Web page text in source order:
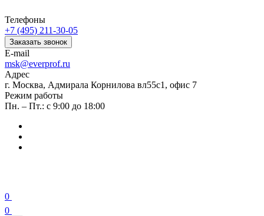
Телефоны
+7 (495) 211-30-05
Заказать звонок
E-mail
msk@everprof.ru
Адрес
г. Москва, Адмирала Корнилова вл55с1, офис 7
Режим работы
Пн. – Пт.: с 9:00 до 18:00
0
0